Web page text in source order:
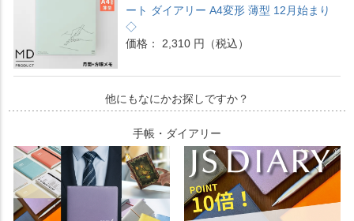
ート ダイアリー A4変形 薄型 12月始まり
◇
価格： 2,310 円（税込）
他にもなにかお探しですか？
手帳・ダイアリー